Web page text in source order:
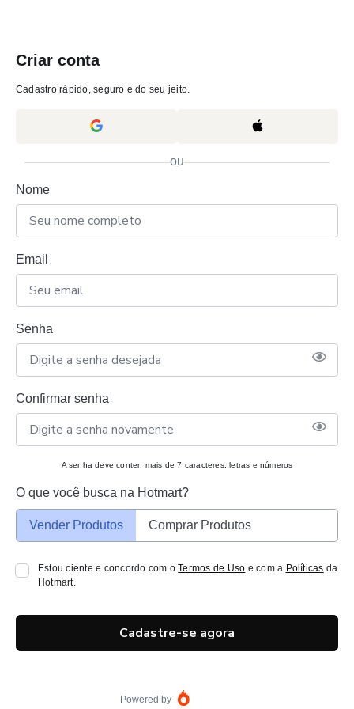
Criar conta
Cadastro rápido, seguro e do seu jeito.
ou
Nome
Email
Senha
Confirmar senha
A senha deve conter: mais de 7 caracteres, letras e números
O que você busca na Hotmart?
Vender Produtos Comprar Produtos
Estou ciente e concordo com oTermos de Uso e com a Políticas da
Hotmart.
Cadastre-se agora
Powered by